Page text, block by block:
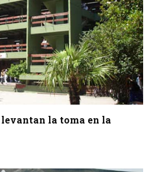
la toma en la